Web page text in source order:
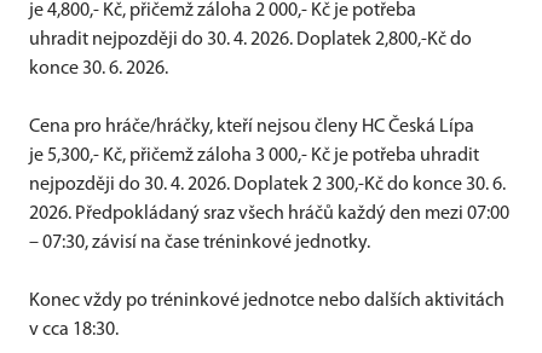
je 4,800,- Kč, přičemž záloha 2 000,- Kč je potřeba
uhradit nejpozději do 30. 4. 2026. Doplatek 2,800,-Kč do
konce 30. 6. 2026.
Cena pro hráče/hráčky, kteří nejsou členy HC Česká Lípa
je 5,300,- Kč, přičemž záloha 3 000,- Kč je potřeba uhradit
nejpozději do 30. 4. 2026. Doplatek 2 300,-Kč do konce 30. 6.
2026. Předpokládaný sraz všech hráčů každý den mezi 07:00
– 07:30, závisí na čase tréninkové jednotky.
Konec vždy po tréninkové jednotce nebo dalších aktivitách
v cca 18:30.